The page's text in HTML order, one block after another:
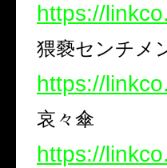
https://
猥褻センチメ
https://
哀々傘
https://